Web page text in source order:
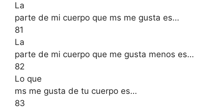
La
parte de mi cuerpo que ms me gusta es…
81
La
parte de mi cuerpo que me gusta menos es…
82
Lo que
ms me gusta de tu cuerpo es…
83